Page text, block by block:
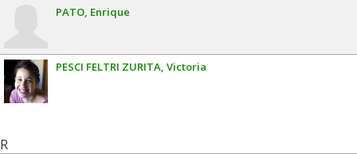
PATO Enrique
PESCI FELTRI ZURITA Victoria
R